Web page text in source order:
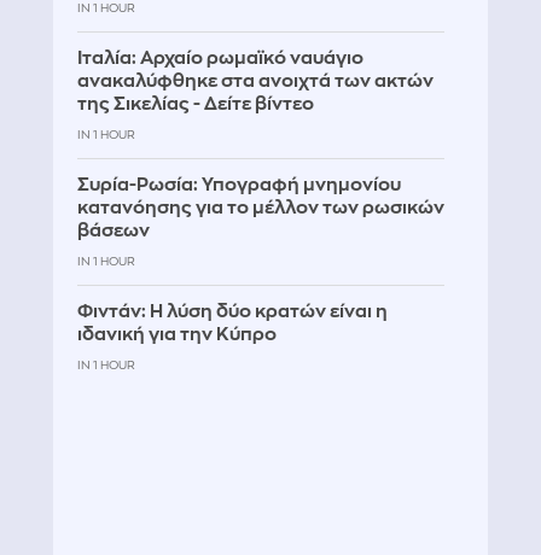
IN 1 HOUR
Ιταλία: Αρχαίο ρωμαϊκό ναυάγιο
ανακαλύφθηκε στα ανοιχτά των ακτών
της Σικελίας - Δείτε βίντεο
IN 1 HOUR
Συρία-Ρωσία: Υπογραφή μνημονίου
κατανόησης για το μέλλον των ρωσικών
βάσεων
IN 1 HOUR
Φιντάν: Η λύση δύο κρατών είναι η
ιδανική για την Κύπρο
IN 1 HOUR